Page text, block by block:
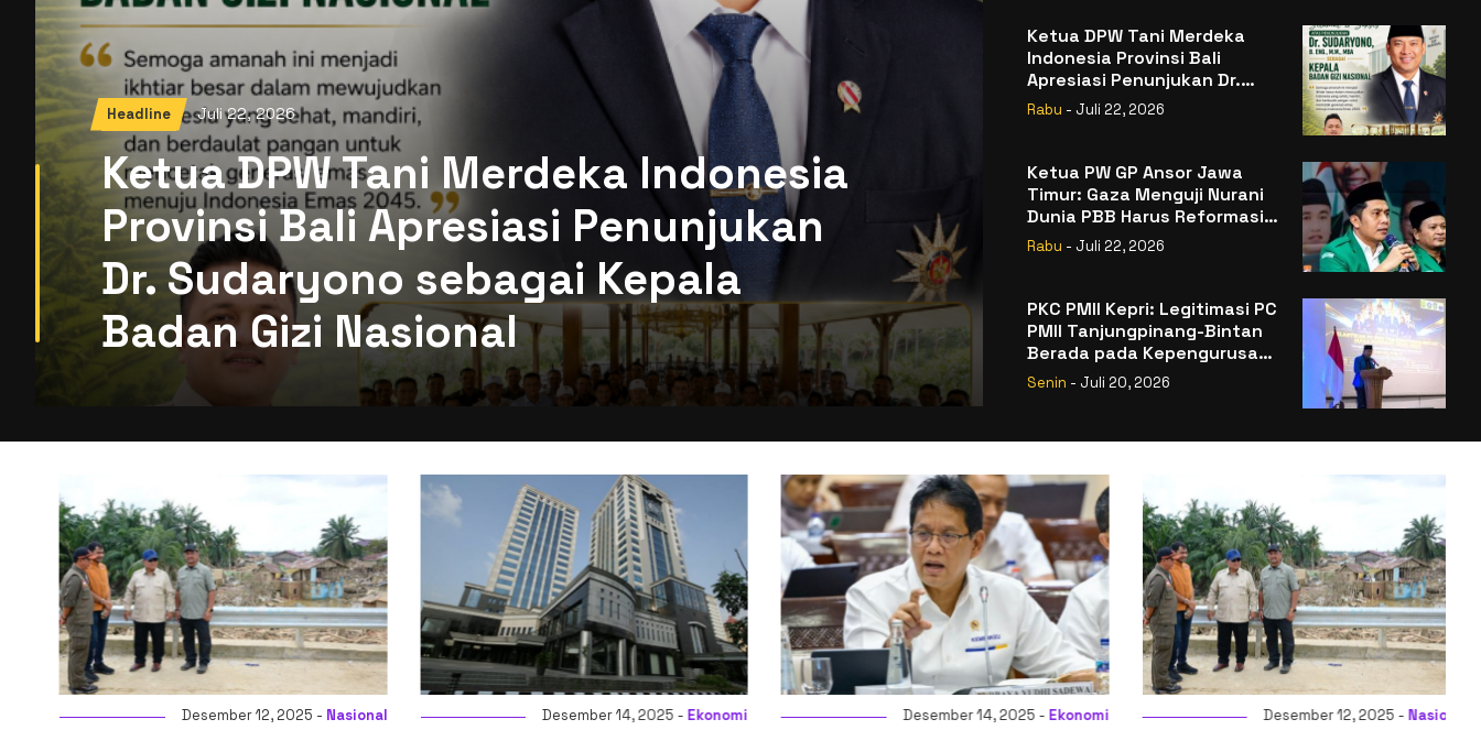
Headline Juli 22, 2026
Ketua DPW Tani Merdeka Indonesia
Provinsi Bali Apresiasi Penunjukan
Dr. Sudaryono sebagai Kepala
Badan Gizi Nasional
Ketua DPW Tani Merdeka
Indonesia Provinsi Bali
Apresiasi Penunjukan Dr.
Sudaryono sebagai Kepala
Badan Gizi Nasional
Rabu - Juli 22, 2026
Ketua PW GP Ansor Jawa
Timur: Gaza Menguji Nurani
Dunia PBB Harus Reformasi
Total atau Kehilangan
Rabu - Juli 22, 2026
PKC PMII Kepri: Legitimasi PC
PMII Tanjungpinang-Bintan
Berada pada Kepengurusan
Muhammad Al-Mujrin
Senin - Juli 20, 2026
Desember 12, 2025 -Nasional Desember 14, 2025 -Ekonomi Desember 14, 2025 -Ekonomi Desember 12, 2025 -Nasional